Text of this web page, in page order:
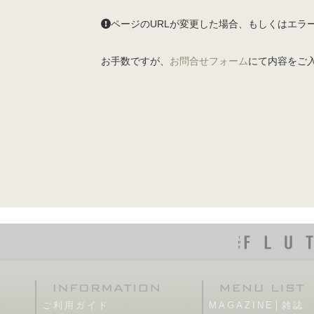
ページのURLが変更した場合、もしくはエラ
お手数ですが、 お問合せフォームにて内容をご
ご利用ガイド MAGAZINE│雑誌